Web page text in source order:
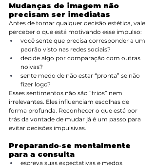
Mudanças de imagem não
precisam ser imediatas
Antes de tomar qualquer decisão estética, vale
perceber o que está motivando esse impulso:
você sente que precisa corresponder a um
padrão visto nas redes sociais?
decide algo por comparação com outras
noivas?
sente medo de não estar “pronta” se não
fizer logo?
Esses sentimentos não são “frios” nem
irrelevantes. Eles influenciam escolhas de
forma profunda. Reconhecer o que está por
trás da vontade de mudar já é um passo para
evitar decisões impulsivas.
Preparando‑se mentalmente
para a consulta
escreva suas expectativas e medos